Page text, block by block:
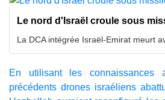
Le nord d'Israël croule sous
La DCA intégrée Israël-Emirat meurt
En utilisant les connaissances
précédents drones israéliens